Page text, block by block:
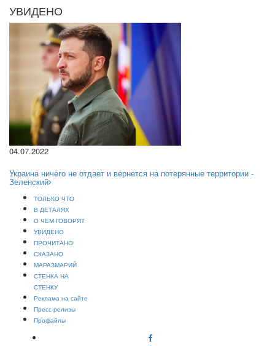
УВИДЕНО
04.07.2022
Украина ничего не отдает и вернется на потерянные территории -
Зеленский
ТОЛЬКО ЧТО
В ДЕТАЛЯХ
О ЧЕМ ГОВОРЯТ
УВИДЕНО
ПРОЧИТАНО
СКАЗАНО
МАРАЗМАРИЙ
СТЕНКА НА
СТЕНКУ
Реклама на сайте
Пресс-релизы
Профайлы